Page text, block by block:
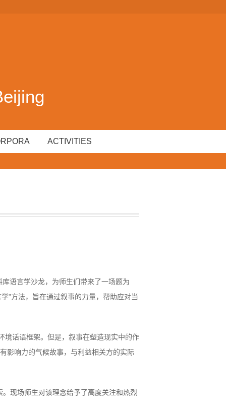
ACTIVITIES
语言学沙龙，为师生们带来了一场题为
"方法，旨在通过叙事的力量，帮助应对当
境话语框架。但是，叙事在塑造现实中的作
影响力的气候故事，与利益相关方的实际
现场师生对该理念给予了高度关注和热烈